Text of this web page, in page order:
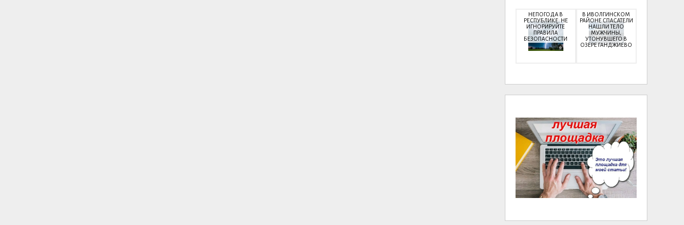
НЕПОГОДА В
РЕСПУБЛИКЕ: НЕ
ИГНОРИРУЙТЕ
ПРАВИЛА
БЕЗОПАСНОСТИ
В ИВОЛГИНСКОМ
РАЙОНЕ СПАСАТЕЛИ
НАШЛИ ТЕЛО
МУЖЧИНЫ,
УТОНУВШЕГО В
ОЗЕРЕ ГАНДЖИЕВО